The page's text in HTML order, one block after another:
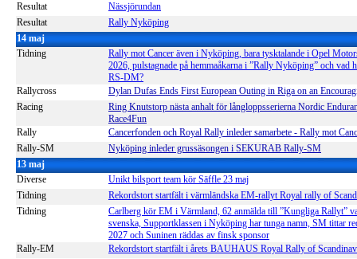
Resultat
Nässjörundan
Resultat
Rally Nyköping
14 maj
Tidning
Rally mot Cancer även i Nyköping, bara tysktalande i Opel
2026, pulstagnade på hemmaåkarna i ”Rally Nyköping” och vad
RS-DM?
Rallycross
Dylan Dufas Ends First European Outing in Riga on an
Racing
Ring Knutstorp nästa anhalt för långloppsserierna Nordic
Race4Fun
Rally
Cancerfonden och Royal Rally inleder samarbete - Rally mot
Rally-SM
Nyköping inleder grussäsongen i SEKURAB Rally-SM
13 maj
Diverse
Unikt bilsport team kör Säffle 23 maj
Tidning
Rekordstort startfält i värmländska EM-rallyt Royal rally of
Tidning
Carlberg kör EM i Värmland, 62 anmälda till ”Kungliga Rallyt”
svenska, Supportklassen i Nyköping har tunga namn, SM tittar
2027 och Suninen räddas av finsk sponsor
Rally-EM
Rekordstort startfält i årets BAUHAUS Royal Rally of